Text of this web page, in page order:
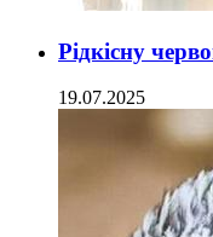
Рідкісну
19.07.2025